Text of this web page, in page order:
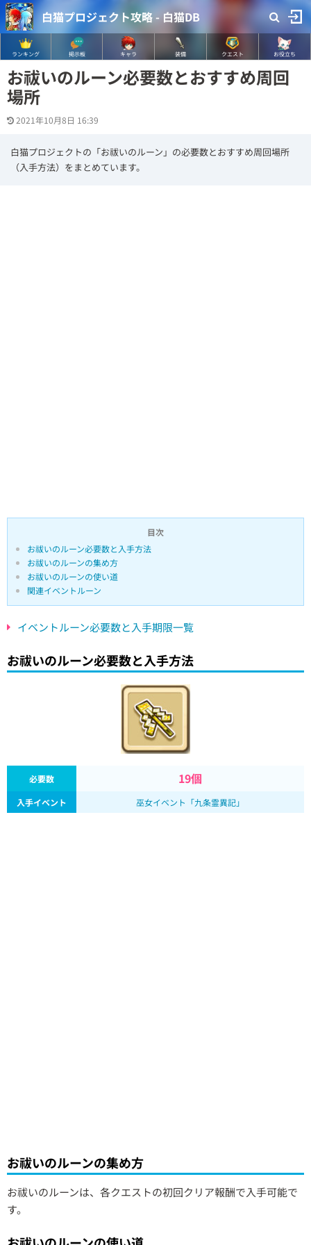
白猫プロジェクト攻略 - 白猫DB
ランキング 掲示板 キャラ 装備 クエスト お役立ち
お祓いのルーン必要数とおすすめ周回
場所
2021年10月8日 16:39
白猫プロジェクトの「お祓いのルーン」の必要数とおすすめ周回場所
（入手方法）をまとめています。
目次
お祓いのルーン必要数と入手方法
お祓いのルーンの集め方
お祓いのルーンの使い道
関連イベントルーン
イベントルーン必要数と入手期限一覧
お祓いのルーン必要数と入手方法
必要数 19個
入手イベント 巫女イベント「九条霊異記」
お祓いのルーンの集め方
お祓いのルーンは、各クエストの初回クリア報酬で入手可能で
す。